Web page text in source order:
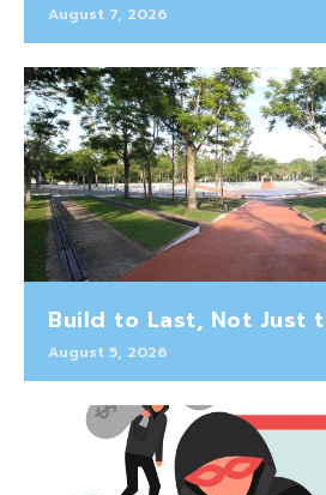
August 7, 2026
Build to Last, Not Just
August 5, 2026